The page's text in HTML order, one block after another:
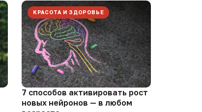
КРАСОТА И ЗДОРОВЬЕ
7 способов активировать рост
новых нейронов — в любом